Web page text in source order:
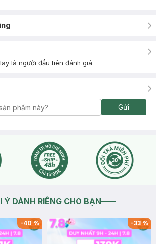
là người đầu tiên đánh giá
Gửi
Ý DÀNH RIÊNG CHO BẠN
-40% -33%